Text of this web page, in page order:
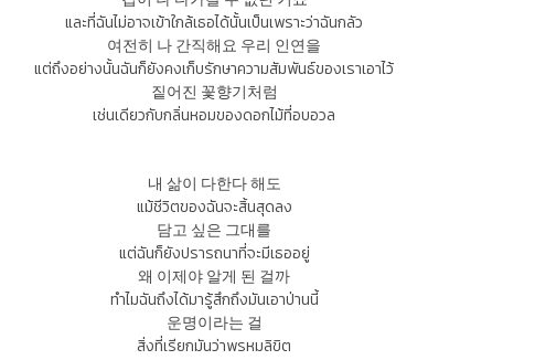
และที่ฉันไม่อาจเข้าใกล้เธอได้นั้นเป็นเพราะว่าฉันกลัว
여전히 나 간직해요 우리 인연을
แต่ถึงอย่างนั้นฉันก็ยังคงเก็บรักษาความสัมพันธ์ของเราเอาไว้
짙어진 꽃향기처럼
เช่นเดียวกับกลิ่นหอมของดอกไม้ที่อบอวล
내 삶이 다한다 해도
แม้ชีวิตของฉันจะสิ้นสุดลง
담고 싶은 그대를
แต่ฉันก็ยังปรารถนาที่จะมีเธออยู่
왜 이제야 알게 된 걸까
ทำไมฉันถึงได้มารู้สึกถึงมันเอาป่านนี้
운명이라는 걸
สิ่งที่เรียกมันว่าพรหมลิขิต